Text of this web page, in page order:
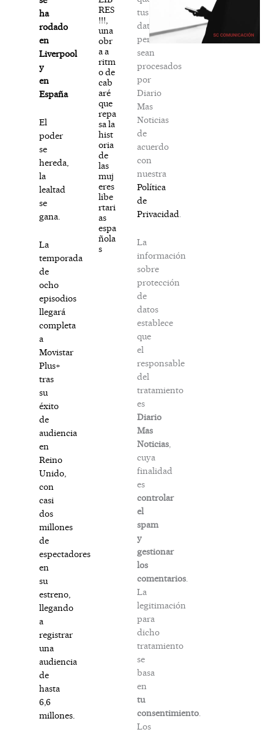
ha
rodado
en
Liverpool
y
en
España
El
poder
se
hereda,
la
lealtad
se
gana.
La
temporada
de
ocho
episodios
llegará
completa
a
Movistar
Plus+
tras
su
éxito
de
audiencia
en
Reino
Unido,
con
casi
dos
millones
de
espectadores
en
su
estreno,
llegando
a
registrar
una
audiencia
de
hasta
6,6
millones.
RES
!!!,
una
obr
a a
ritm
o de
cab
aré
que
repa
sa la
hist
oria
de
las
muj
eres
libe
rtari
as
espa
ñola
s
tus
datos
personales
sean
procesados
por
Diario
Mas
Noticias
de
acuerdo
con
nuestra
Política
de
Privacidad
La
información
sobre
protección
de
datos
establece
que
el
responsable
del
tratamiento
es
Diario
Mas
Noticias,
cuya
finalidad
es
controlar
el
spam
y
gestionar
los
comentarios.
La
legitimación
para
dicho
tratamiento
se
basa
en
tu
consentimiento.
Los